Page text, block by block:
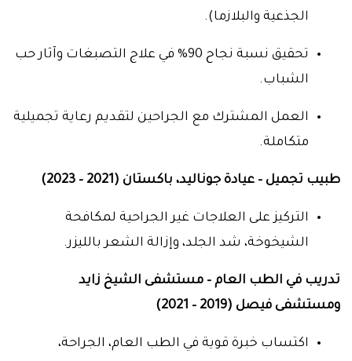
الجذعية والبلازما).
تحقيق نسبة نجاح 90% في علاج التصبغات وآثار حب
الشباب.
العمل المشترك مع الجراحين لتقديم رعاية تجميلية
متكاملة.
طبيب تجميل – عيادة جوناليد، باكستان (2021 – 2023)
التركيز على العلاجات غير الجراحية لمكافحة
الشيخوخة، شد الجلد، وإزالة الشعر بالليزر.
تدريب في الطب العام – مستشفى الشيخ زايد
ومستشفى فيصل (2019 – 2021)
اكتساب خبرة قوية في الطب العام، الجراحة،